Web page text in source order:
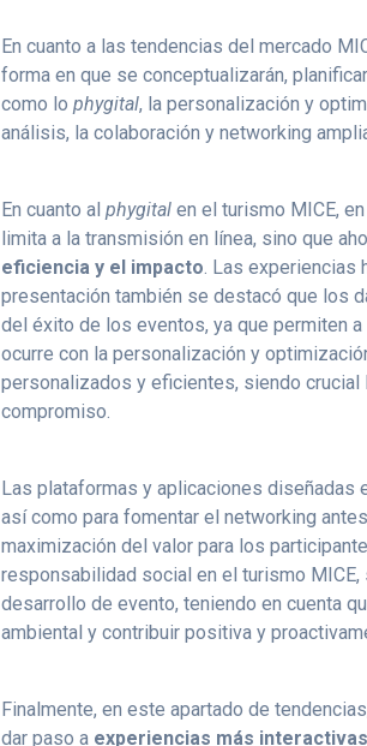
En cuanto a las tendencias del mercado
forma en que se conceptualizarán,
como lophygital, la personalización y
análisis, la colaboración y networking
En cuanto alphygitalen el turismo MICE,
limita a la transmisión en línea, sino que
eficiencia y el impacto . Las
presentación también se destacó que los
del éxito de los eventos, ya que permiten
ocurre con la personalización y
personalizados y eficientes, siendo
compromiso.
Las plataformas y aplicaciones
así como para fomentar el networking
maximización del valor para los
responsabilidad social en el turismo
desarrollo de evento, teniendo en cuenta
ambiental y contribuir positiva y
Finalmente, en este apartado de
dar paso a experiencias más interactivas